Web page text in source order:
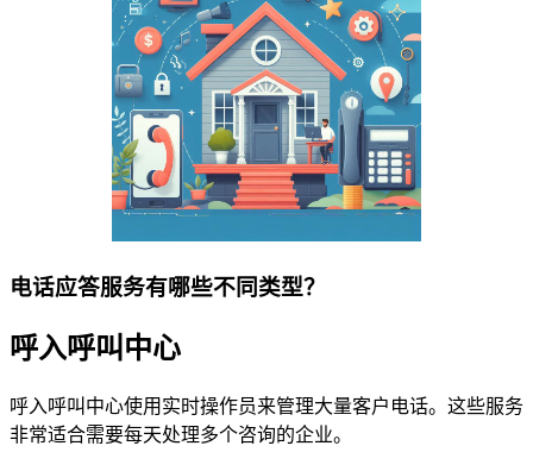
电话应答服务有哪些不同类型？
呼入呼叫中心
呼入呼叫中心使用实时操作员来管理大量客户电话。这些服务
非常适合需要每天处理多个咨询的企业。